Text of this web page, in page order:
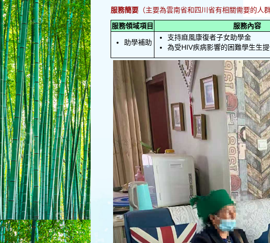
服務簡要 （主要為雲南省和四川省有相關需要的人群
服務領域項目
服務內容
助學補助
支持麻風康復者子女助學金
為受HIV疾病影響的困難學生生